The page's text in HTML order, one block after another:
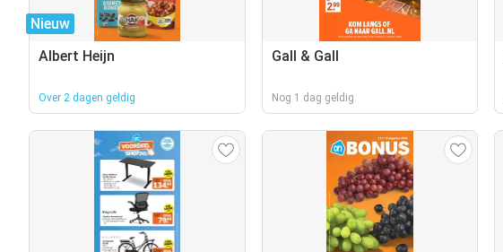
Nieuw
Albert Heijn
Over 2 dagen geldig
Gall & Gall
Nog 1 dag geldig